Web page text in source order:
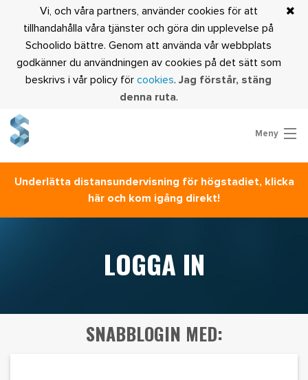
Vi, och våra partners, använder cookies för att
tillhandahålla våra tjänster och göra din upplevelse på
Schoolido bättre. Genom att använda vår webbplats
godkänner du användningen av cookies på det sätt som
beskrivs i vår policy för cookies. Jag förstår, stäng
denna ruta.
Meny
Är du lärare?
Underlätta distansundervisning för högstadiet, klicka
här och kom igång direkt!
LOGGA IN
SNABBLOGIN MED: